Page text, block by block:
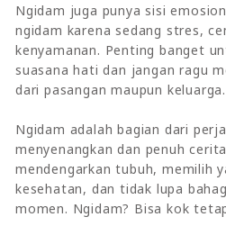
Ngidam juga punya sisi
ngidam karena sedang stres,
kenyamanan. Penting banget
suasana hati dan jangan ragu
dari pasangan maupun keluarga.
Ngidam adalah bagian dari
menyenangkan dan penuh
mendengarkan tubuh, memilih
kesehatan, dan tidak lupa
momen. Ngidam? Bisa kok